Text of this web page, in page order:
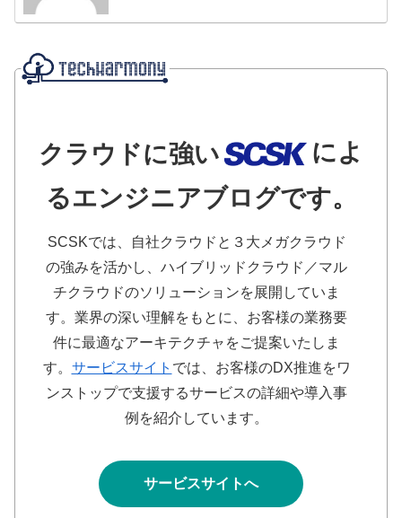
クラウドに強い
によ
るエンジニアブログです。
SCSKでは、自社クラウドと３大メガクラウド
の強みを活かし、ハイブリッドクラウド／マル
チクラウドのソリューションを展開していま
す。業界の深い理解をもとに、お客様の業務要
件に最適なアーキテクチャをご提案いたしま
す。 サービスサイト では、お客様のDX推進をワ
ンストップで支援するサービスの詳細や導入事
例を紹介しています。
サービスサイトへ